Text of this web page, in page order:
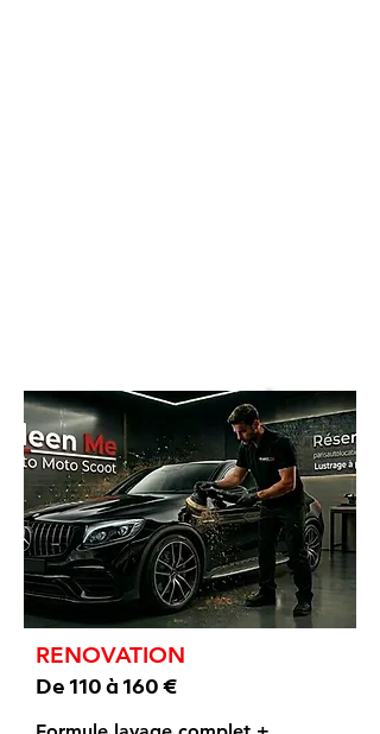
RENOVATION
De 110 à 160 €